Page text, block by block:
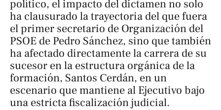
político, el impacto del dictamen no solo
ha clausurado la trayectoria del que fuera
el primer secretario de Organización del
PSOE de Pedro Sánchez, sino que también
ha afectado directamente la carrera de su
sucesor en la estructura orgánica de la
formación, Santos Cerdán, en un
escenario que mantiene al Ejecutivo bajo
una estricta fiscalización judicial.